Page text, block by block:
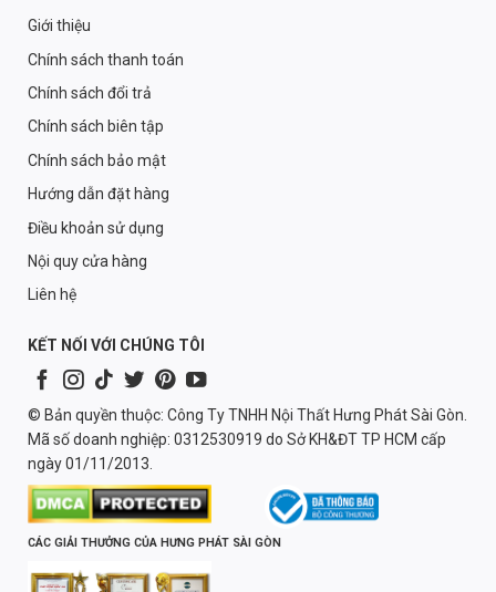
Giới thiệu
Chính sách thanh toán
Chính sách đổi trả
Chính sách biên tập
Chính sách bảo mật
Hướng dẫn đặt hàng
Điều khoản sử dụng
Nội quy cửa hàng
Liên hệ
KẾT NỐI VỚI CHÚNG TÔI
© Bản quyền thuộc: Công Ty TNHH Nội Thất Hưng Phát Sài Gòn.
Mã số doanh nghiệp: 0312530919 do Sở KH&ĐT TP HCM cấp
ngày 01/11/2013.
CÁC GIẢI THƯỞNG CỦA HƯNG PHÁT SÀI GÒN